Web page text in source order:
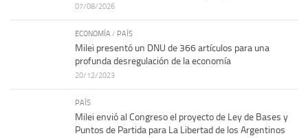
07/08/2026
ECONOMÍA / PAÍS
Milei presentó un DNU de 366 artículos para una
profunda desregulación de la economía
20/12/2023
PAÍS
Milei envió al Congreso el proyecto de Ley de Bases y
Puntos de Partida para La Libertad de los Argentinos